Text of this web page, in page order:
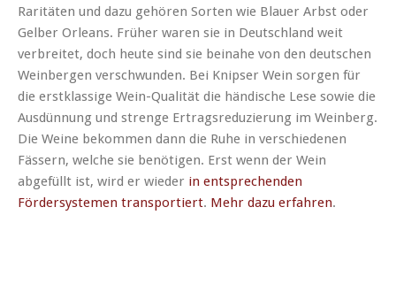
Raritäten und dazu gehören Sorten wie Blauer Arbst oder
Gelber Orleans. Früher waren sie in Deutschland weit
verbreitet, doch heute sind sie beinahe von den deutschen
Weinbergen verschwunden. Bei Knipser Wein sorgen für
die erstklassige Wein-Qualität die händische Lese sowie die
Ausdünnung und strenge Ertragsreduzierung im Weinberg.
Die Weine bekommen dann die Ruhe in verschiedenen
Fässern, welche sie benötigen. Erst wenn der Wein
abgefüllt ist, wird er wieder in entsprechenden
Fördersystemen transportiert. Mehr dazu erfahren.